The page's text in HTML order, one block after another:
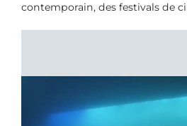
contemporain, des festivals de